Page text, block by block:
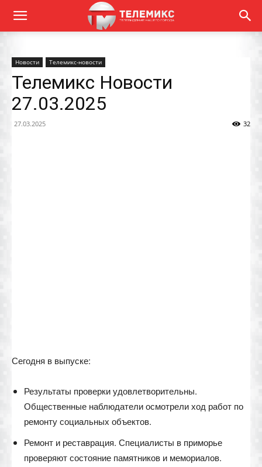
Новости Телемикс-новости
Телемикс Новости
27.03.2025
27.03.2025 32
Сегодня в выпуске:
Результаты проверки удовлетворительны.
Общественные наблюдатели осмотрели ход работ по
ремонту социальных объектов.
Ремонт и реставрация. Специалисты в приморье
проверяют состояние памятников и мемориалов.